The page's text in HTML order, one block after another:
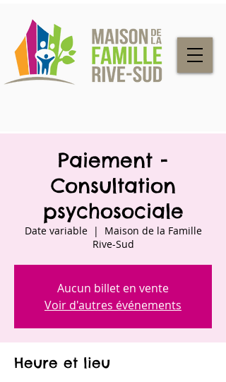
Paiement -
Consultation
psychosociale
Date variable
  |
Maison de la Famille
Rive-Sud
Aucun billet en vente
Voir d'autres événements
Heure et lieu